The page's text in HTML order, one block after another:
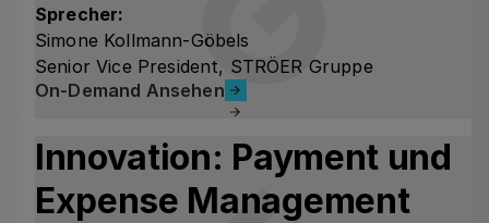
Sprecher:
Simone Kollmann-Göbels
Senior Vice President, STRÖER Gruppe
On-Demand Ansehen
On-Demand Ansehen
Innovation: Payment und
Expense Management